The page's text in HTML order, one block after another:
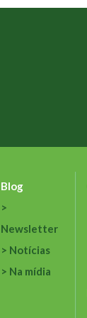
Blog
Newsletter
Notícias
Na mídia